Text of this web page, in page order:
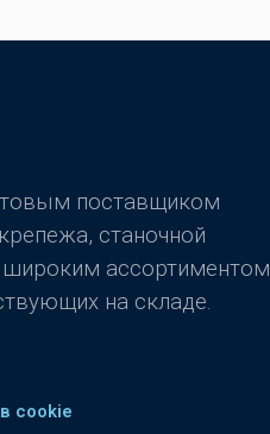
поставщиком
станочной
ассортиментом
на складе.
cookie